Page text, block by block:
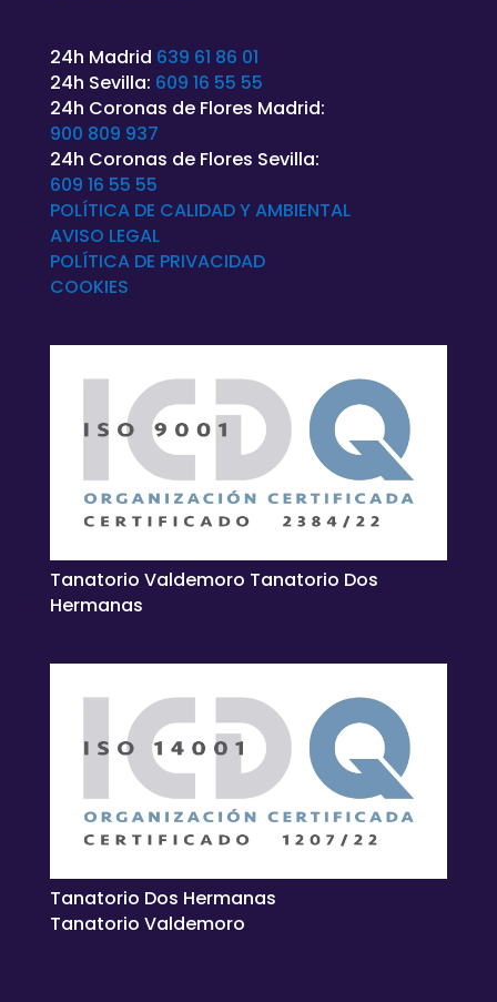
24h Madrid 639 61 86 01
24h Sevilla: 609 16 55 55
24h Coronas de Flores Madrid:
900 809 937
24h Coronas de Flores Sevilla:
609 16 55 55
POLÍTICA DE CALIDAD Y AMBIENTAL
AVISO LEGAL
POLÍTICA DE PRIVACIDAD
COOKIES
Tanatorio Valdemoro Tanatorio Dos
Hermanas
Tanatorio Dos Hermanas
Tanatorio Valdemoro